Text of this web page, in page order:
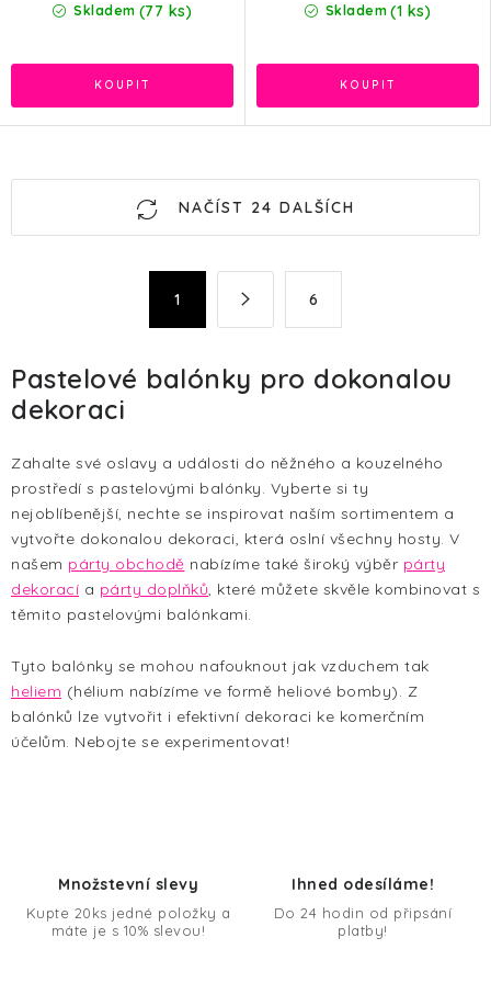
Skladem (77 ks) Skladem (1 ks)
c
í
p
v
k
y
v
ý
p
s
u
NAČÍST 24 DALŠÍCH
n
k
v
á
n
í
1 6
Pastelové balónky pro dokonalou
dekoraci
Zahalte své oslavy a události do něžného a kouzelného
prostředí s pastelovými balónky. Vyberte si ty
nejoblíbenější, nechte se inspirovat naším sortimentem a
vytvořte dokonalou dekoraci, která oslní všechny hosty. V
našem párty obchodě nabízíme také široký výběr párty
dekorací a párty doplňků, které můžete skvěle kombinovat s
těmito pastelovými balónkami.
Tyto balónky se mohou nafouknout jak vzduchem tak
heliem (hélium nabízíme ve formě heliové bomby). Z
balónků lze vytvořit i efektivní dekoraci ke komerčním
účelům. Nebojte se experimentovat!
Množstevní slevy
Kupte 20ks jedné položky a
máte je s 10% slevou!
Ihned odesíláme!
Do 24 hodin od připsání
platby!